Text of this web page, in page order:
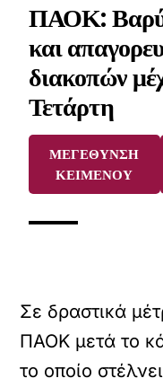
ΠΑΟΚ: Βαρύ
και
διακοπών
Τετάρτη
ΜΕΓΕΘΥΝΣΗ
ΚΕΙΜΕΝΟΥ
Σε δραστικά
ΠΑΟΚ μετά το
το οποίο